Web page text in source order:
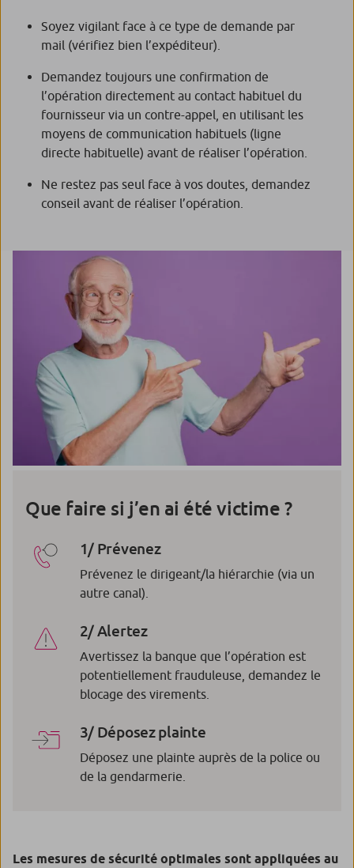
Soyez vigilant face à ce type de demande par
mail (vérifiez bien l’expéditeur).
Demandez toujours une confirmation de
l’opération directement au contact habituel du
fournisseur via un contre-appel, en utilisant les
moyens de communication habituels (ligne
directe habituelle) avant de réaliser l’opération.
Ne restez pas seul face à vos doutes, demandez
conseil avant de réaliser l’opération.
Que faire si j’en ai été victime ?
1/ Prévenez
Prévenez le dirigeant/la hiérarchie (via un
autre canal).
2/ Alertez
Avertissez la banque que l’opération est
potentiellement frauduleuse, demandez le
blocage des virements.
3/ Déposez plainte
Déposez une plainte auprès de la police ou
de la gendarmerie.
Les mesures de sécurité optimales sont appliquées au